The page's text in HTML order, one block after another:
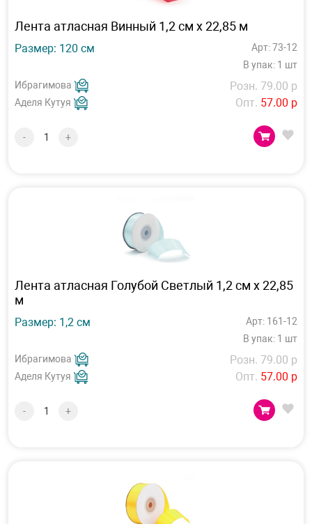
Лента атласная Винный 1,2 см х 22,85 м
Размер: 120 см
Арт: 73-12
В упак: 1 шт
Ибрагимова
Аделя Кутуя
Розн. 79.00 р
Опт. 57.00 р
- +
Лента атласная Голубой Светлый 1,2 см х 22,85
м
Размер: 1,2 см
Арт: 161-12
В упак: 1 шт
Ибрагимова
Аделя Кутуя
Розн. 79.00 р
Опт. 57.00 р
- +